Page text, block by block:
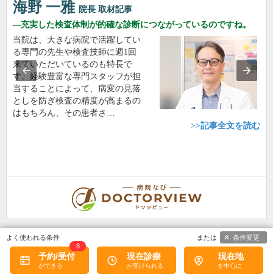
海野 一雅 院長 取材記事
充実した検査体制が的確な診断につながっているのですね。
当院は、大きな病院で活躍してい
る専門の先生や検査技師に週1回
来ていただいているのも特長で
す。経験豊富な専門スタッフが担
当することによって、病変の見落
としを防ぎ検査の精度が高まるの
はもちろん、その患者さ…
>>記事全文を読む
予約/受付
8
現在診療 現在地
条件変更